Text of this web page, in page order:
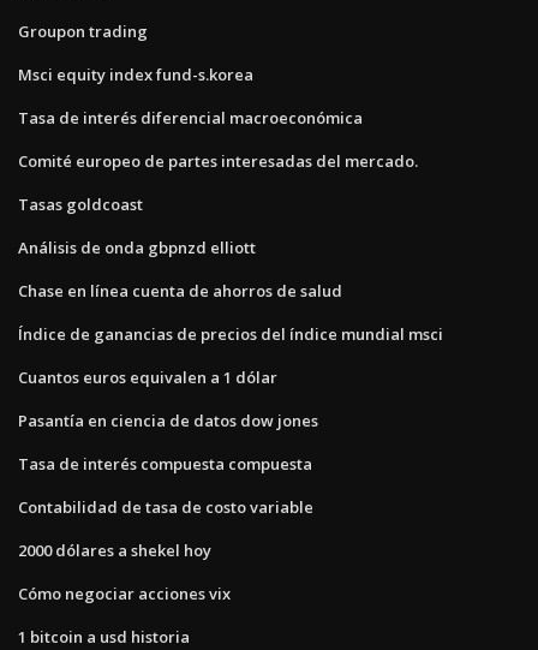
Groupon trading
Msci equity index fund-s.korea
Tasa de interés diferencial macroeconómica
Comité europeo de partes interesadas del mercado.
Tasas goldcoast
Análisis de onda gbpnzd elliott
Chase en línea cuenta de ahorros de salud
Índice de ganancias de precios del índice mundial msci
Cuantos euros equivalen a 1 dólar
Pasantía en ciencia de datos dow jones
Tasa de interés compuesta compuesta
Contabilidad de tasa de costo variable
2000 dólares a shekel hoy
Cómo negociar acciones vix
1 bitcoin a usd historia